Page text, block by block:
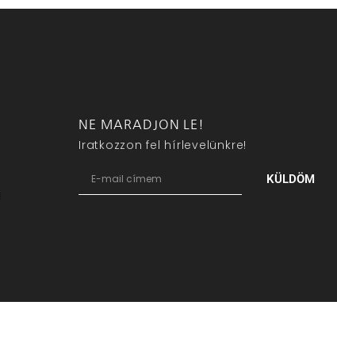
NE MARADJON LE!
Iratkozzon fel hírlevelünkre!
KÜLDÖM